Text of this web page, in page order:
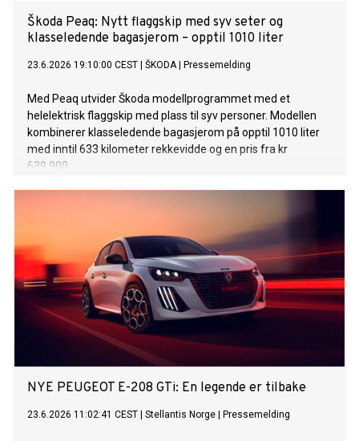
Škoda Peaq: Nytt flaggskip med syv seter og
klasseledende bagasjerom – opptil 1010 liter
23.6.2026 19:10:00 CEST ŠKODA| Pressemelding
Med Peaq utvider Škoda modellprogrammet med et
helelektrisk flaggskip med plass til syv personer. Modellen
kombinerer klasseledende bagasjerom på opptil 1010 liter
med inntil 633 kilometer rekkevidde og en pris fra kr
639.900.
NYE PEUGEOT E-208 GTi: En legende er tilbake
23.6.2026 11:02:41 CEST Stellantis Norge Pressemelding